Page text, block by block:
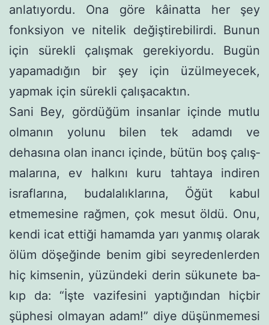
anlatıyordu. Ona göre kâinatta her şey
fonksiyon ve nitelik değiştirebilirdi. Bunun
için sürekli çalışmak gerekiyordu. Bugün
yapamadığın bir şey için üzülmeyecek,
yapmak için sürekli çalışacaktın.
Sani Bey, gördüğüm insanlar içinde mutlu
olmanın yolunu bilen tek adamdı ve
dehasına olan inancı içinde, bütün boş çalış­
malarına, ev halkını kuru tahtaya indiren
israflarına, budalalıkla­rına, Öğüt kabul
etmemesine rağmen, çok mesut öldü. Onu,
kendi icat ettiği hamamda yarı yanmış olarak
ölüm döşeğinde benim gibi seyredenlerden
hiç kimsenin, yüzündeki derin sükunete ba­
kıp da: “İşte vazifesini yaptığından hiçbir
şüphesi olmayan adam!” diye düşünmemesi